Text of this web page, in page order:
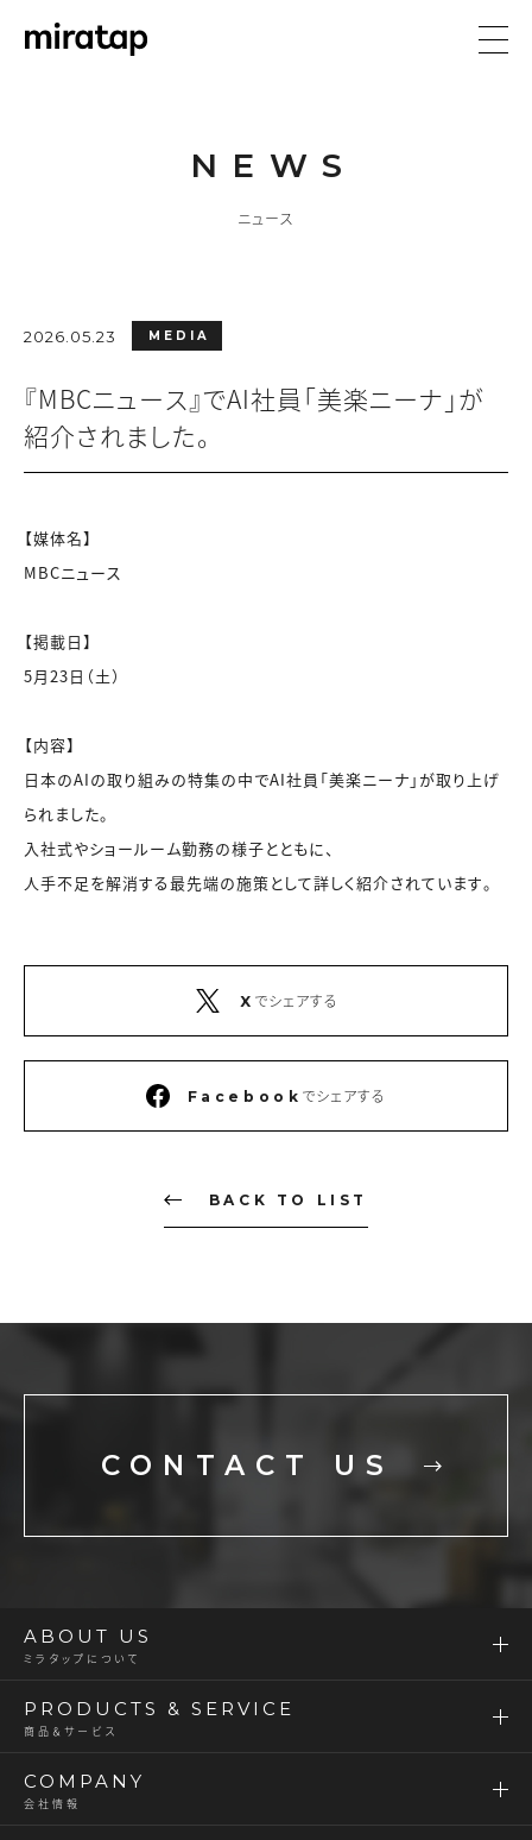
NEWS
ニュース
2026.05.23 MEDIA
『MBCニュース』でAI社員「美楽ニーナ」が
紹介されました。
【媒体名】
MBCニュース
【掲載日】
5月23日（土）
【内容】
日本のAIの取り組みの特集の中でAI社員「美楽ニーナ」が取り上げ
られました。
入社式やショールーム勤務の様子とともに、
人手不足を解消する最先端の施策として詳しく紹介されています。
X でシェアする
Facebook でシェアする
BACK TO LIST
CONTACT US
ABOUT US
ミラタップについて
PRODUCTS & SERVICE
商品＆サービス
COMPANY
会社情報